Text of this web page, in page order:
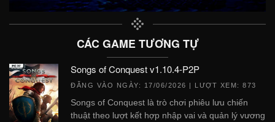
CÁC GAME TƯƠNG TỰ
Songs of Conquest v1.10.4-P2P
ĐĂNG VÀO NGÀY: 17/06/2026 | LƯỢT XEM: 873
Songs of Conquest là trò chơi phiêu lưu chiến
thuật theo lượt kết hợp nhập vai và quản lý vương